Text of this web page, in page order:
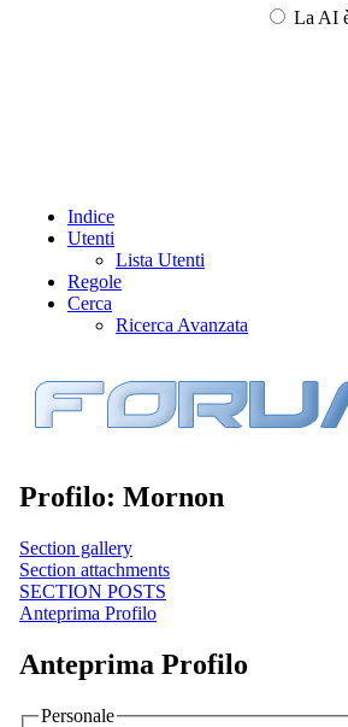
La AI
Indice
Utenti
Lista Utenti
Regole
Cerca
Ricerca Avanzata
Profilo: Mornon
Section gallery
Section attachments
SECTION POSTS
Anteprima Profilo
Anteprima Profilo
Personale